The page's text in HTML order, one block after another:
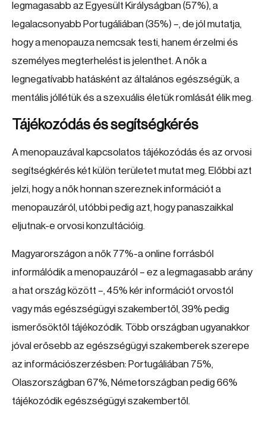
legmagasabb az Egyesült Királyságban (57%), a
legalacsonyabb Portugáliában (35%) –, de jól mutatja,
hogy a menopauza nemcsak testi, hanem érzelmi és
személyes megterhelést is jelenthet. A nők a
legnegatívabb hatásként az általános egészségük, a
mentális jóllétük és a szexuális életük romlását élik meg.
Tájékozódás és segítségkérés
A menopauzával kapcsolatos tájékozódás és az orvosi
segítségkérés két külön területet mutat meg. Előbbi azt
jelzi, hogy a nők honnan szereznek információt a
menopauzáról, utóbbi pedig azt, hogy panaszaikkal
eljutnak-e orvosi konzultációig.
Magyarországon a nők 77%-a online forrásból
informálódik a menopauzáról – ez a legmagasabb arány
a hat ország között –, 45% kér információt orvostól
vagy más egészségügyi szakembertől, 39% pedig
ismerősöktől tájékozódik. Több országban ugyanakkor
jóval erősebb az egészségügyi szakemberek szerepe
az információszerzésben: Portugáliában 75%,
Olaszországban 67%, Németországban pedig 66%
tájékozódik egészségügyi szakembertől.